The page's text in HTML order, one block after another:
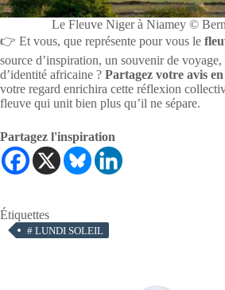
Le Fleuve Niger à Niamey ©
👉 Et vous, que représente pour vous le
source d’inspiration, un souvenir de
d’identité africaine ? Partagez votre avis
votre regard enrichira cette réflexion
fleuve qui unit bien plus qu’il ne sépare.
Partagez l'inspiration
Étiquettes
# LUNDI SOLEIL